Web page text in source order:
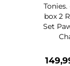
box 2
Set